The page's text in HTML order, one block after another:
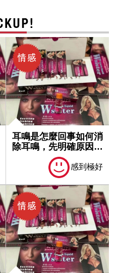
耳鳴是怎麼回事如何消
除耳鳴，先明確原因再
感到極好